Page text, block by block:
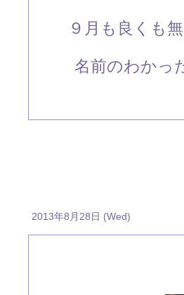
９月も良くも
名前のわかっ
2013年8月28日 (Wed)